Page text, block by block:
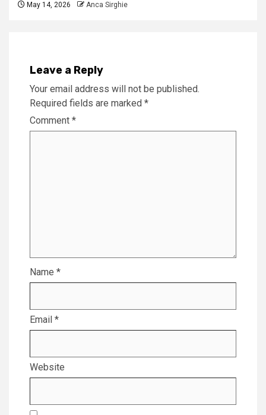
May 14, 2026 Anca Sirghie
Leave a Reply
Your email address will not be published.
Required fields are marked *
Comment *
Name *
Email *
Website